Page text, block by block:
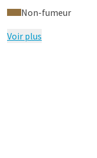
Non-fumeur
Voir plus